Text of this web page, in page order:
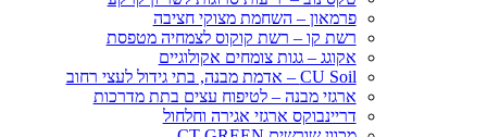
פרמאון – השחמת מצוקי חציבה
רשת קו – רשת קוקוס לצמחיה מטפסת
אקוגג – גגות צומחים אקולוגיים
CU Soil – אדמת מבנה, בתי גידול לעצי רחוב
ארגזי מבנה – לטיפוח עצים בתת מדרכות
דריינבוקס ארגזי אגירה וחלחול